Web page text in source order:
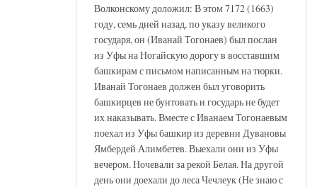
Волконскому доложил: В этом 7172 (1663)
году, семь дней назад, по указу великого
государя, он (Иванай Тогонаев) был послан
из Уфы на Ногайскую дорогу в восставшим
башкирам с письмом написанным на тюрки.
Иванай Тогонаев должен был уговорить
башкирцев не бунтовать и государь не будет
их наказывать. Вместе с Иванаем Тогонаевым
поехал из Уфы башкир из деревни Дувановы
Ямбердей Алимбетев. Выехали они из Уфы
вечером. Ночевали за рекой Белая. На другой
день они доехали до леса Чечлеук (Не знаю с